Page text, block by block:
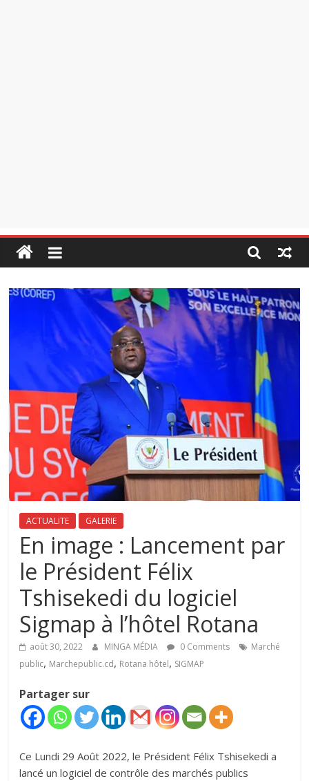
ACTUALITE GALERIE
En image : Lancement par
le Président Félix
Tshisekedi du logiciel
Sigmap à l’hôtel Rotana
août 30, 2022 MINGA MÉDIA 0 Comments
Marché
public, Marchepublic.cd, Rotana hôtel, SIGMAP
Partager sur
Ce Lundi 29 Août 2022, le Président Félix Tshisekedi a
lancé un logiciel de contrôle des marchés publics